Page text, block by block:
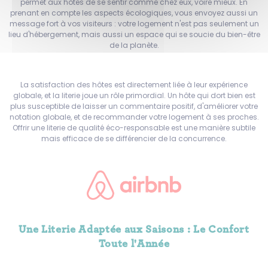
prenant en compte les aspects écologiques, vous envoyez aussi un
message fort à vos visiteurs : votre logement n'est pas seulement un
lieu d'hébergement, mais aussi un espace qui se soucie du bien-être
de la planète.
La satisfaction des hôtes est directement liée à leur expérience
globale, et la literie joue un rôle primordial. Un hôte qui dort bien est
plus susceptible de laisser un commentaire positif, d'améliorer votre
notation globale, et de recommander votre logement à ses proches.
Offrir une literie de qualité éco-responsable est une manière subtile
mais efficace de se différencier de la concurrence.
Une Literie Adaptée aux Saisons : Le Confort
Toute l'Année